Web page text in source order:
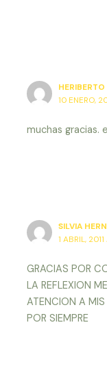
10 ENERO,
muchas gracias.
SILVIA
1 ABRIL,
GRACIAS POR
LA REFLEXION
ATENCION A
POR SIEMPRE